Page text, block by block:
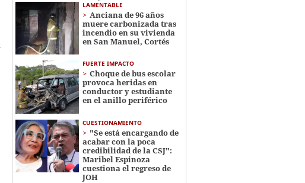
LAMENTABLE
Anciana de 96 años
muere carbonizada tras
incendio en su vivienda
en San Manuel, Cortés
FUERTE IMPACTO
Choque de bus escolar
provoca heridas en
conductor y estudiante
en el anillo periférico
CUESTIONAMIENTO
"Se está encargando de
acabar con la poca
credibilidad de la CSJ":
Maribel Espinoza
cuestiona el regreso de
JOH